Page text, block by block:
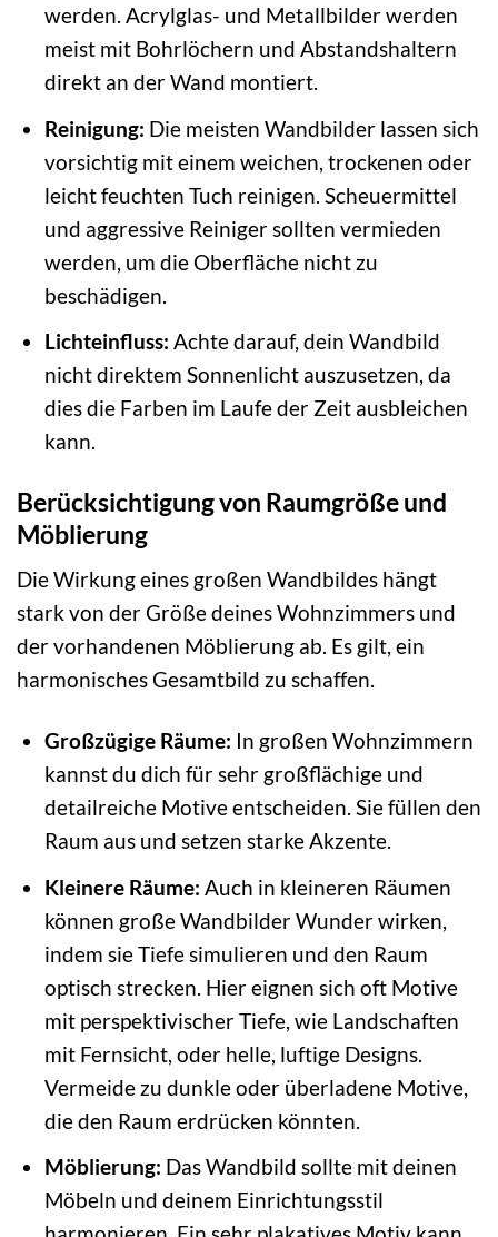
werden. Acrylglas- und Metallbilder werden
meist mit Bohrlöchern und Abstandshaltern
direkt an der Wand montiert.
Reinigung: Die meisten Wandbilder lassen sich
vorsichtig mit einem weichen, trockenen oder
leicht feuchten Tuch reinigen. Scheuermittel
und aggressive Reiniger sollten vermieden
werden, um die Oberfläche nicht zu
beschädigen.
Lichteinfluss: Achte darauf, dein Wandbild
nicht direktem Sonnenlicht auszusetzen, da
dies die Farben im Laufe der Zeit ausbleichen
kann.
Berücksichtigung von Raumgröße und
Möblierung
Die Wirkung eines großen Wandbildes hängt
stark von der Größe deines Wohnzimmers und
der vorhandenen Möblierung ab. Es gilt, ein
harmonisches Gesamtbild zu schaffen.
Großzügige Räume: In großen Wohnzimmern
kannst du dich für sehr großflächige und
detailreiche Motive entscheiden. Sie füllen den
Raum aus und setzen starke Akzente.
Kleinere Räume: Auch in kleineren Räumen
können große Wandbilder Wunder wirken,
indem sie Tiefe simulieren und den Raum
optisch strecken. Hier eignen sich oft Motive
mit perspektivischer Tiefe, wie Landschaften
mit Fernsicht, oder helle, luftige Designs.
Vermeide zu dunkle oder überladene Motive,
die den Raum erdrücken könnten.
Möblierung: Das Wandbild sollte mit deinen
Möbeln und deinem Einrichtungsstil